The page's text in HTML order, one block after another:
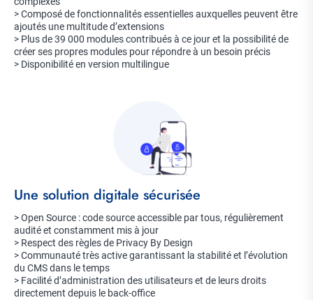
> Composé de fonctionnalités essentielles auxquelles peuvent être
ajoutés une multitude d’extensions
> Plus de 39 000 modules contribués à ce jour et la possibilité de
créer ses propres modules pour répondre à un besoin précis
> Disponibilité en version multilingue
Title
Une solution digitale sécurisée
Description
> Open Source : code source accessible par tous, régulièrement
audité et constamment mis à jour
> Respect des règles de Privacy By Design
> Communauté très active garantissant la stabilité et l’évolution
du CMS dans le temps
> Facilité d’administration des utilisateurs et de leurs droits
directement depuis le back-office